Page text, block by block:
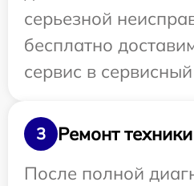
серьезной
бесплатно
сервис в
3
Ремонт техники
После полной